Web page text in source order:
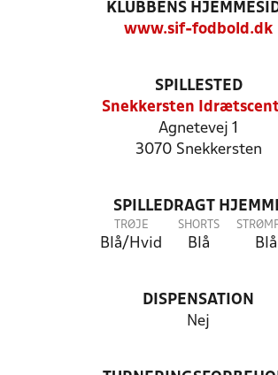
KLUBBENS
www.sif-fodbold.dk
SPILLESTED
Snekkersten
Agnetevej 1
3070 Snekkersten
SPILLEDRAGT
TRØJE
Blå/Hvid
SHORTS
Blå Blå
DISPENSATION
Nej